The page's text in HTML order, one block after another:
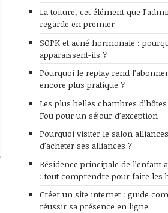
La toiture, cet élément que
regarde en premier
SOPK et acné hormonale :
apparaissent-ils ?
Pourquoi le replay rend
encore plus pratique ?
Les plus belles chambres
Fou pour un séjour d’exception
Pourquoi visiter le salon
d’acheter ses alliances ?
Résidence principale de l’enfant
: tout comprendre pour faire les
Créer un site internet : guide
réussir sa présence en ligne